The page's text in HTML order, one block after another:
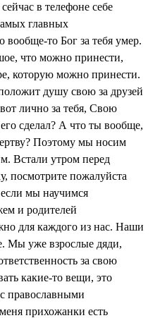
в телефоне себе
главных
то Бог за тебя умер.
что можно принести,
которую можно принести.
душу свою за друзей
лично за тебя, Свою
сделал? А что ты вообще,
Поэтому мы носим
Встали утром перед
посмотрите пожалуйста
мы научимся
и родителей
для каждого из нас. Наши
Мы уже взрослые дяди,
за свою
какие-то вещи, это
православными
прихожанки есть